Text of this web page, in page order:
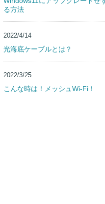
る方法
2022/4/14
光海底ケーブルとは？
2022/3/25
こんな時は！メッシュWi-Fi！